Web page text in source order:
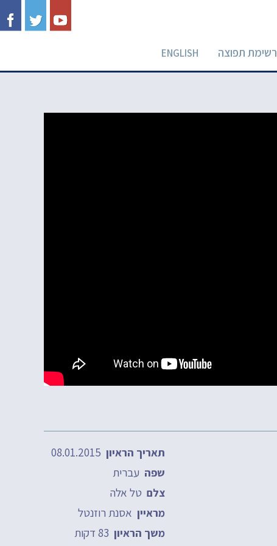
תפוצה ENGLISH
תאריך הראיון
שפה עברית
צלם טל אלה
מראיין אסנת רוזנטל
משך הראיון